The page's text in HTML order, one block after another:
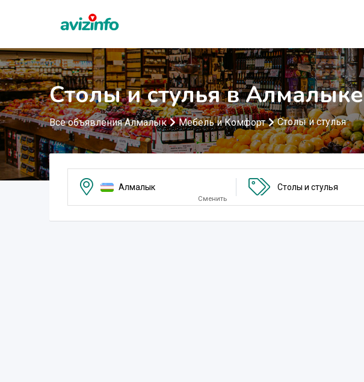
Столы и стулья в Алмалыке
Все объявления Алмалык Мебель и Комфорт Столы и стулья
Алмалык
Сменить
Столы и стулья